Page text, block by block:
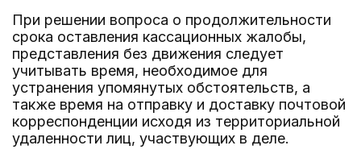
При решении вопроса о продолжительности
срока оставления кассационных жалобы,
представления без движения следует
учитывать время, необходимое для
устранения упомянутых обстоятельств, а
также время на отправку и доставку почтовой
корреспонденции исходя из территориальной
удаленности лиц, участвующих в деле.